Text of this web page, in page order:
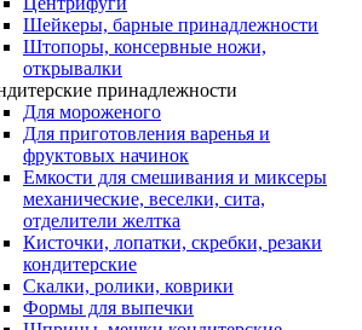
Шейкеры, барные принадлежности
Штопоры, консервные ножи,
открывалки
принадлежности
Для мороженого
Для приготовления варенья и
фруктовых начинок
Емкости для смешивания и миксеры
механические, веселки, сита,
отделители желтка
Кисточки, лопатки, скребки, резаки
кондитерские
Скалки, ролики, коврики
Формы для выпечки